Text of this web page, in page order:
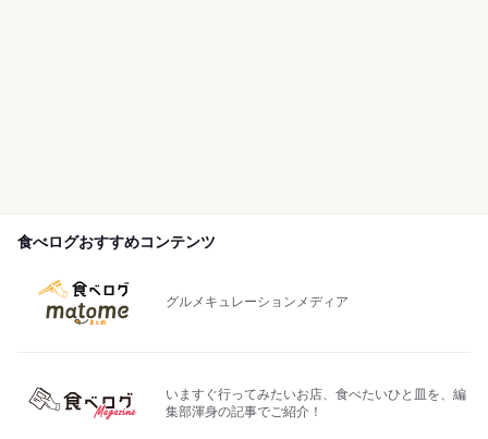
食べログおすすめコンテンツ
グルメキュレーションメディア
いますぐ行ってみたいお店、食べたいひと皿を、編
集部渾身の記事でご紹介！